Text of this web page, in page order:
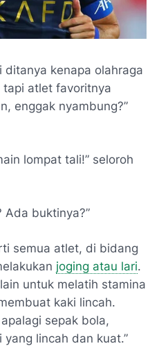
ditanya kenapa olahraga
tapi atlet favoritnya
enggak nyambung?”
lompat tali!” seloroh
Ada buktinya?”
semua atlet, di bidang
joging atau lari.
untuk melatih stamina
kaki lincah.
sepak bola,
lincah dan kuat.”